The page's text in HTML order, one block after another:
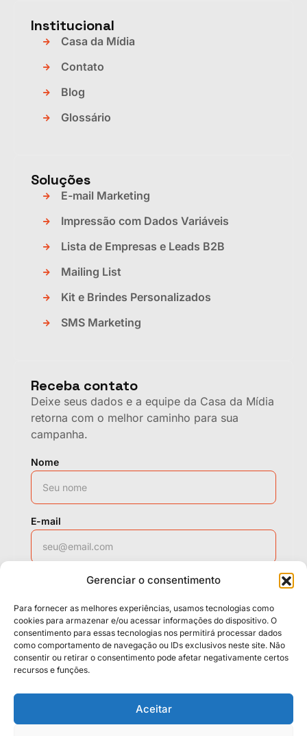
Gerenciar o consentimento
Para fornecer as melhores experiências, usamos tecnologias como
cookies para armazenar e/ou acessar informações do dispositivo. O
consentimento para essas tecnologias nos permitirá processar dados
como comportamento de navegação ou IDs exclusivos neste site. Não
consentir ou retirar o consentimento pode afetar negativamente certos
recursos e funções.
Aceitar
Institucional
Casa da Mídia
Contato
Blog
Glossário
Soluções
E-mail Marketing
Impressão com Dados Variáveis
Lista de Empresas e Leads B2B
Mailing List
Kit e Brindes Personalizados
SMS Marketing
Receba contato
Deixe seus dados e a equipe da Casa da Mídia
retorna com o melhor caminho para sua
campanha.
Nome
E-mail
Solicitar contato
Políticas Cookies Termos